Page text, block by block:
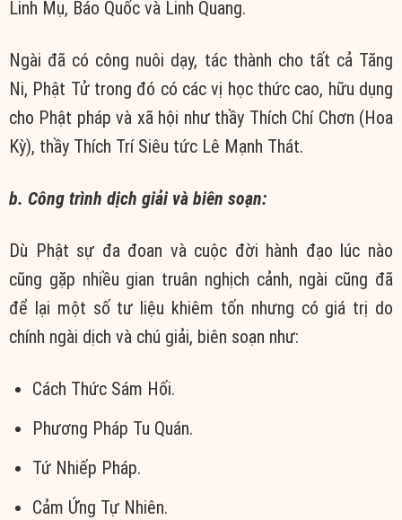
Linh Mụ, Báo Quốc và Linh Quang.
Ngài đã có công nuôi dạy, tác thành cho tất cả Tăng
Ni, Phật Tử trong đó có các vị học thức cao, hữu dụng
cho Phật pháp và xã hội như thầy Thích Chí Chơn (Hoa
Kỳ), thầy Thích Trí Siêu tức Lê Mạnh Thát.
b. Công trình dịch giải và biên soạn:
Dù Phật sự đa đoan và cuộc đời hành đạo lúc nào
cũng gặp nhiều gian truân nghịch cảnh, ngài cũng đã
để lại một số tư liệu khiêm tốn nhưng có giá trị do
chính ngài dịch và chú giải, biên soạn như:
Cách Thức Sám Hối.
Phương Pháp Tu Quán.
Tứ Nhiếp Pháp.
Cảm Ứng Tự Nhiên.